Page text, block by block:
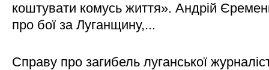
коштувати комусь життя». Андрій
про бої за Луганщину,...
Справу про загибель луганської